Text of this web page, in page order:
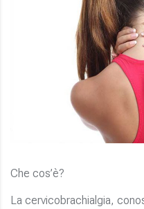
Che cos’è?
La cervicobrachialgia,